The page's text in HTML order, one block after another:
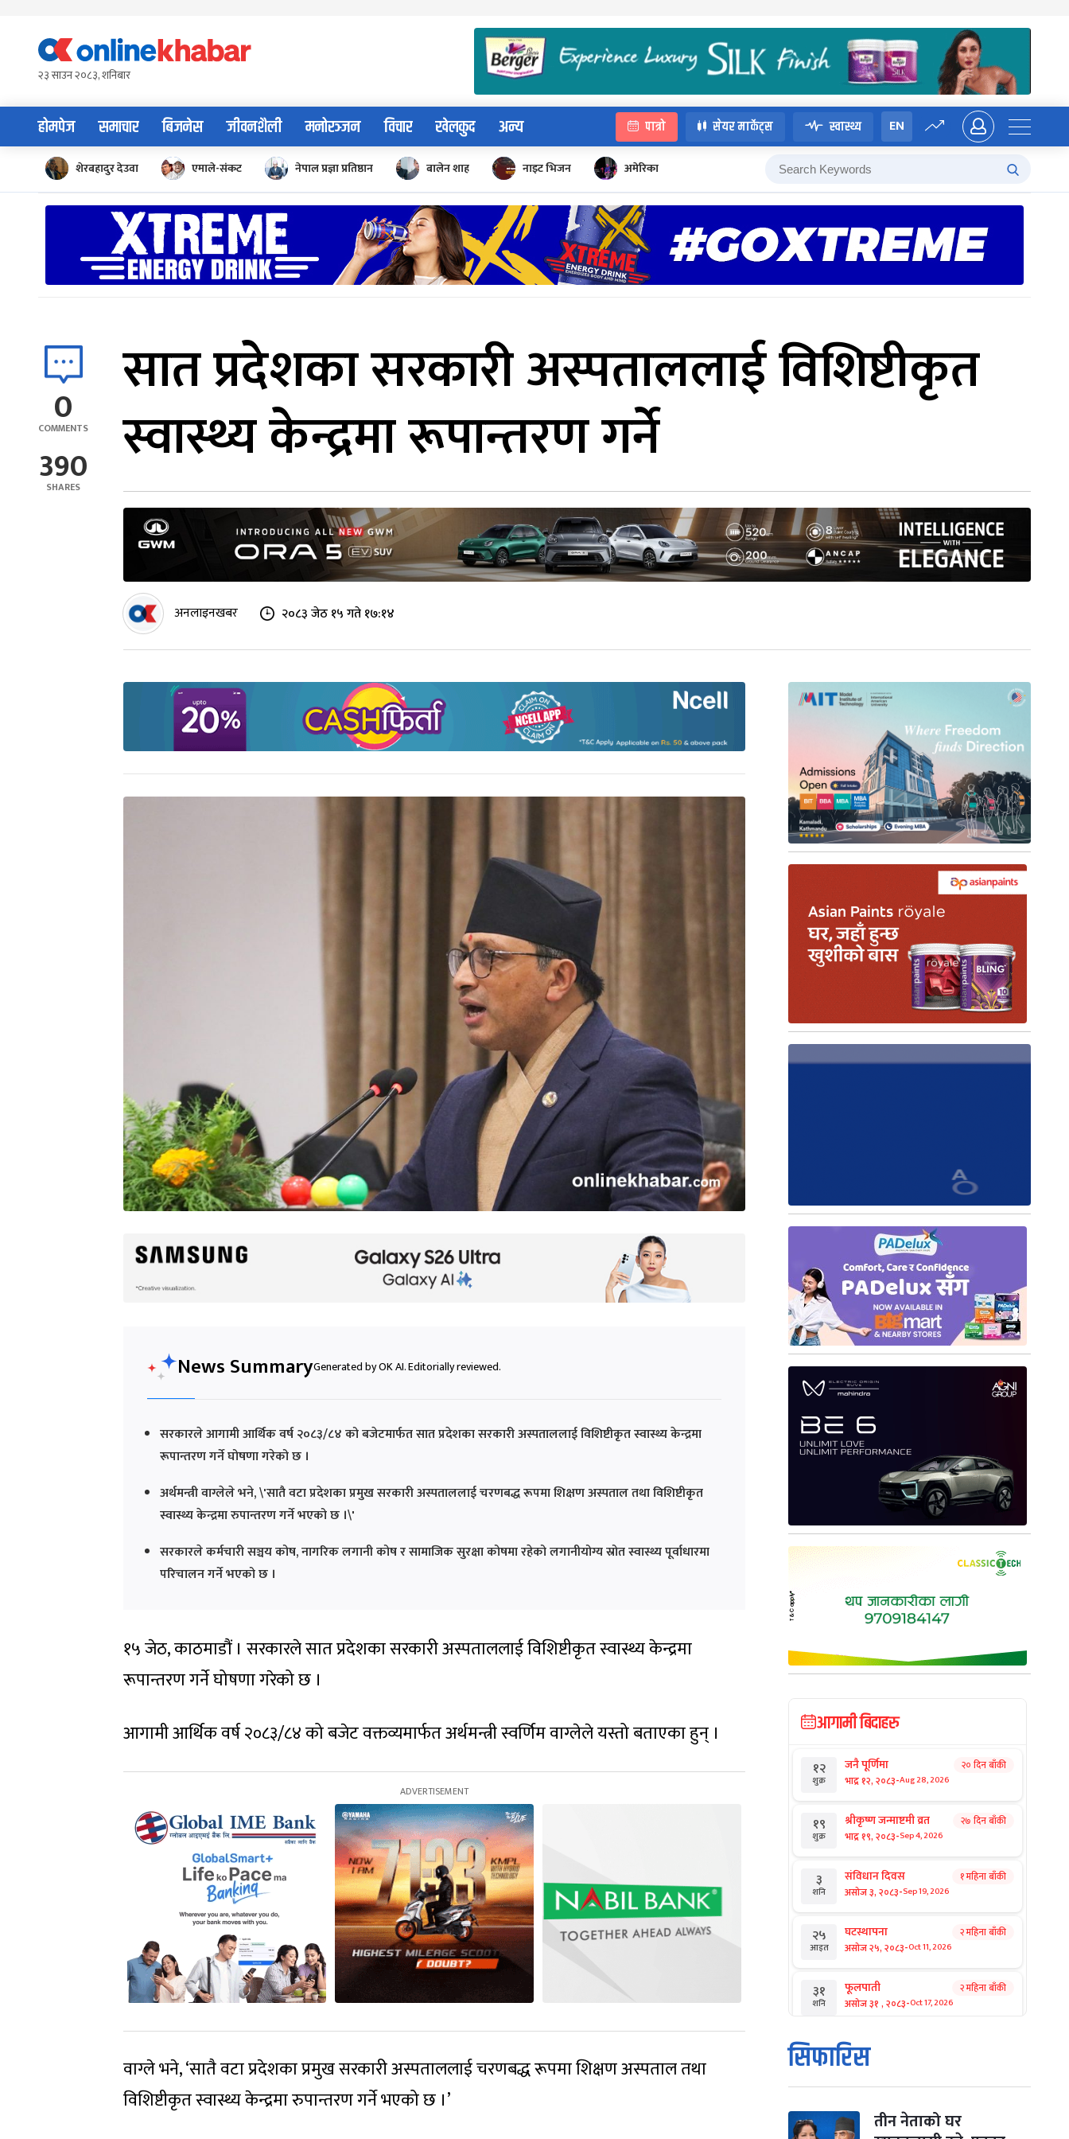
content२३ साउन २०८३, शनिबार
होमपेज समाचार बिजनेस जीवनशैली मनोरञ्जन विचार खेलकुद अन्य पात्रो सेयर मार्केट्स स्वास्थ्य EN
शेरबहादुर देउवा एमाले-संकट नेपाल प्रज्ञा प्रतिष्ठान बालेन शाह नाइट भिजन अमेरिका
0
COMMENTS
390
SHARES
सात प्रदेशका सरकारी अस्पताललाई विशिष्टीकृत
स्वास्थ्य केन्द्रमा रूपान्तरण गर्ने
अनलाइनखबर २०८३ जेठ १५ गते १७:१४
News SummaryGenerated by OK AI. Editorially reviewed.
सरकारले आगामी आर्थिक वर्ष २०८३/८४ को बजेटमार्फत सात प्रदेशका सरकारी अस्पताललाई विशिष्टीकृत स्वास्थ्य केन्द्रमा
रूपान्तरण गर्ने घोषणा गरेको छ ।
अर्थमन्त्री वाग्लेले भने, \'सातै वटा प्रदेशका प्रमुख सरकारी अस्पताललाई चरणबद्ध रूपमा शिक्षण अस्पताल तथा विशिष्टीकृत
स्वास्थ्य केन्द्रमा रुपान्तरण गर्ने भएको छ ।\'
सरकारले कर्मचारी सञ्चय कोष, नागरिक लगानी कोष र सामाजिक सुरक्षा कोषमा रहेको लगानीयोग्य स्रोत स्वास्थ्य पूर्वाधारमा
परिचालन गर्ने भएको छ ।
१५ जेठ, काठमाडौं । सरकारले सात प्रदेशका सरकारी अस्पताललाई विशिष्टीकृत स्वास्थ्य केन्द्रमा
रूपान्तरण गर्ने घोषणा गरेको छ ।
आगामी आर्थिक वर्ष २०८३/८४ को बजेट वक्तव्यमार्फत अर्थमन्त्री स्वर्णिम वाग्लेले यस्तो बताएका हुन् ।
वाग्ले भने, ‘सातै वटा प्रदेशका प्रमुख सरकारी अस्पताललाई चरणबद्ध रूपमा शिक्षण अस्पताल तथा
विशिष्टीकृत स्वास्थ्य केन्द्रमा रुपान्तरण गर्ने भएको छ ।’
आगामी बिदाहरु
१२
शुक्र
जनै पूर्णिमा
भाद्र १२, २०८३-Aug 28, 2026
२० दिन बाँकी
१९
शुक्र
श्रीकृष्ण जन्माष्टमी व्रत
भाद्र १९, २०८३-Sep 4, 2026
२७ दिन बाँकी
३
शनि
संविधान दिवस
असोज ३, २०८३-Sep 19, 2026
१ महिना बाँकी
२५
आइत
घटस्थापना
असोज २५, २०८३-Oct 11, 2026
२ महिना बाँकी
३१
शनि
फूलपाती
असोज ३१ , २०८३-Oct 17, 2026
२ महिना बाँकी
१
आइत
कार्तिक सङ्क्रान्ति
कार्तिक १, २०८३
मंगल कार्तिक ३, २०८३-Oct 20, 2026
सिफारिस
तीन नेताको घर